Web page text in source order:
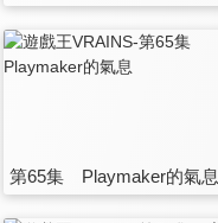
第65集 Playmaker的氣息